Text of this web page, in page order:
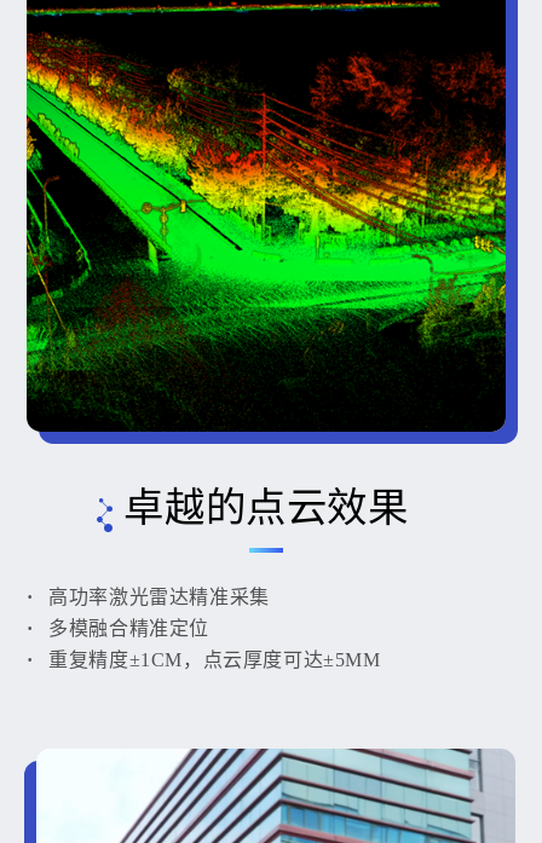
卓越的点云效果
高功率激光雷达精准采集
多模融合精准定位
重复精度±1CM，点云厚度可达±5MM